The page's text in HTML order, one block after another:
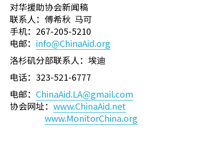
对华援助协会新闻稿
联系人：傅希秋 马可
手机：267-205-5210
电邮： info@ChinaAid.org
洛杉矶分部联系人：埃迪
电话：323-521-6777
电邮： ChinaAid.LA@gmail.com
协会网址： www.ChinaAid.net
www.MonitorChina.org